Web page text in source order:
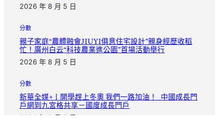
2026 年 8 月 5 日
分數
親子家庭“農體融會JIUYI俱意住宅設計”親身經歷收稻
忙！廣州白云“科技農業進公園”首場活動舉行
2026 年 8 月 5 日
分數
新華全媒+丨開學趕上冬奧 我們一路加油！_中國成長門
戶網到九宮格共享－國度成長門戶
2026 年 8 月 5 日